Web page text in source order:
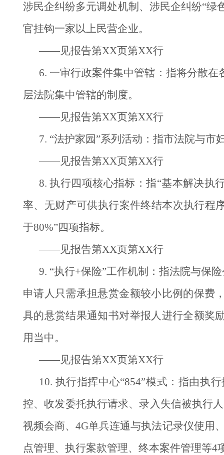
涉民企纠纷多元调处机制、涉民企纠纷“绿
官挂钩一家以上民营企业。
——见报告第XX页第XX行
6. 一审行政案件集中管辖：指将分散
层法院集中管辖的制度。
——见报告第XX页第XX行
7. “法护家园”系列活动：指市法院与
——见报告第XX页第XX行
8. 执行四项核心指标：指“基本解决执
率、无财产可供执行案件终结本次执行程
于80%”四项指标。
——见报告第XX页第XX行
9. “执行+保险”工作机制：指法院与保
申请人只需承担悬赏金额较小比例的保费
具的悬赏结果通知书对举报人进行全额奖
用当中。
——见报告第XX页第XX行
10. 执行指挥中心“854”模式：指由执
控、收发委托执行请求、录入失信被执行
视频会商、4G单兵连通与执法记录仪使用
点管理、执行案款管理、终本案件管理等4